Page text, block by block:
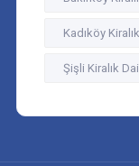
Kadıköy
Şişli Kiralık